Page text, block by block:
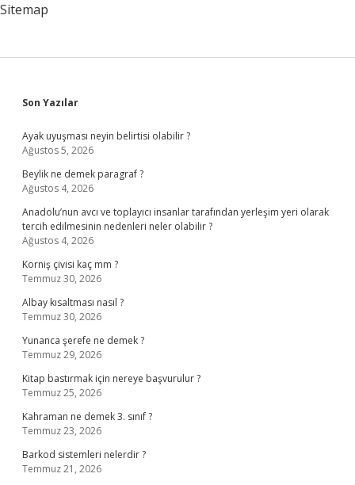
Sitemap
Sidebar
Son Yazılar
Ayak uyuşması neyin belirtisi olabilir ?
Ağustos 5, 2026
Beylik ne demek paragraf ?
Ağustos 4, 2026
Anadolu’nun avcı ve toplayıcı insanlar tarafından yerleşim yeri olarak
tercih edilmesinin nedenleri neler olabilir ?
Ağustos 4, 2026
Korniş çivisi kaç mm ?
Temmuz 30, 2026
Albay kısaltması nasıl ?
Temmuz 30, 2026
Yunanca şerefe ne demek ?
Temmuz 29, 2026
Kitap bastırmak için nereye başvurulur ?
Temmuz 25, 2026
Kahraman ne demek 3. sınıf ?
Temmuz 23, 2026
Barkod sistemleri nelerdir ?
Temmuz 21, 2026